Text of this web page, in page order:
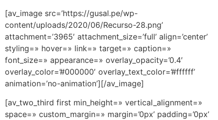
[av_image src=’https://gusal.pe/wp-
content/uploads/2020/06/Recurso-28.png’
attachment=’3965′ attachment_size=’full’ align=’center’
styling=» hover=» link=» target=» caption=»
font_size=» appearance=» overlay_opacity=’0.4′
overlay_color=’#000000′ overlay_text_color=’#ffffff’
animation=’no-animation’][/av_image]
[av_two_third first min_height=» vertical_alignment=»
space=» custom_margin=» margin=’0px’ padding=’0px’